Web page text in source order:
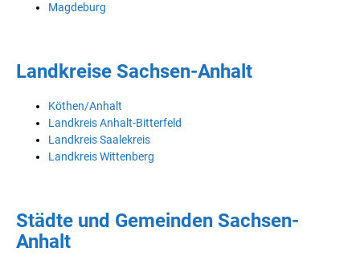
Magdeburg
Landkreise Sachsen-Anhalt
Köthen/Anhalt
Landkreis Anhalt-Bitterfeld
Landkreis Saalekreis
Landkreis Wittenberg
Städte und Gemeinden Sachsen-
Anhalt